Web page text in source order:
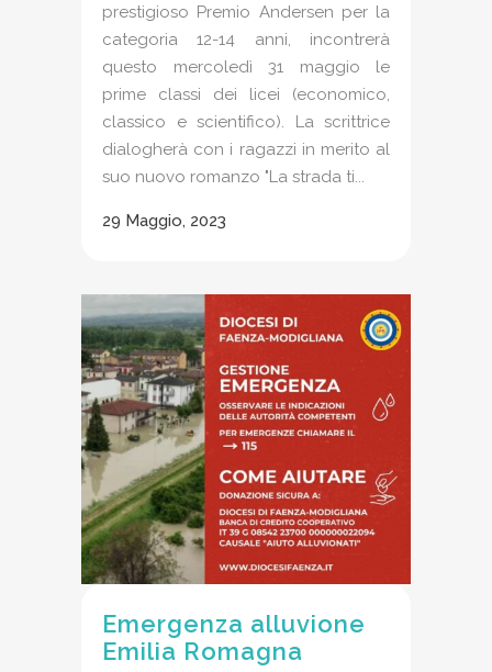
prestigioso Premio Andersen per la
categoria 12-14 anni, incontrerà
questo mercoledì 31 maggio le
prime classi dei licei (economico,
classico e scientifico). La scrittrice
dialogherà con i ragazzi in merito al
suo nuovo romanzo "La strada ti...
29 Maggio, 2023
Emergenza alluvione
Emilia Romagna